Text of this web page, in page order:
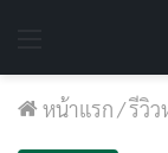
หน้าแรก/รีวิ